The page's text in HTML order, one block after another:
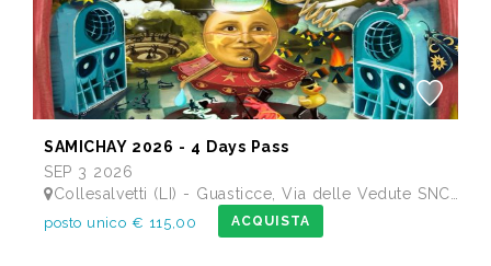
SAMICHAY 2026 - 4 Days Pass
SEP 3 2026
Collesalvetti (LI) - Guasticce, Via delle Vedute SNC - Lago Alberto, Tenuta Bellavista Insuese
posto unico € 115,00 ACQUISTA